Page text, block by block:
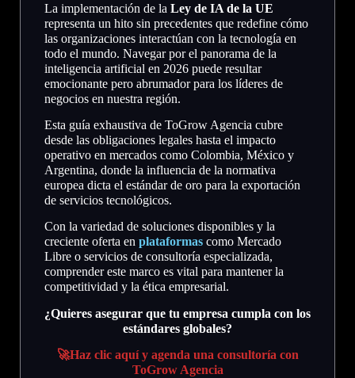
La implementación de la Ley de IA de la UE
representa un hito sin precedentes que redefine cómo
las organizaciones interactúan con la tecnología en
todo el mundo. Navegar por el panorama de la
inteligencia artificial en 2026 puede resultar
emocionante pero abrumador para los líderes de
negocios en nuestra región.
Esta guía exhaustiva de ToGrow Agencia cubre
desde las obligaciones legales hasta el impacto
operativo en mercados como Colombia, México y
Argentina, donde la influencia de la normativa
europea dicta el estándar de oro para la exportación
de servicios tecnológicos.
Con la variedad de soluciones disponibles y la
creciente oferta en plataformas como Mercado
Libre o servicios de consultoría especializada,
comprender este marco es vital para mantener la
competitividad y la ética empresarial.
¿Quieres asegurar que tu empresa cumpla con los
estándares globales?
🚀Haz clic aquí y agenda una consultoría con
ToGrow Agencia